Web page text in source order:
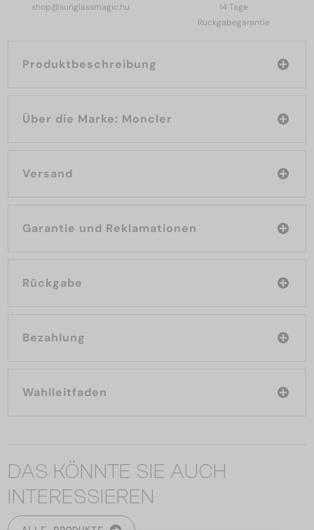
shop@sunglassmagic.hu
14 Tage
Rückgabegarantie
Produktbeschreibung
Über die Marke: Moncler
Versand
Garantie und Reklamationen
Rückgabe
Bezahlung
Wahlleitfaden
DAS KÖNNTE SIE AUCH
INTERESSIEREN